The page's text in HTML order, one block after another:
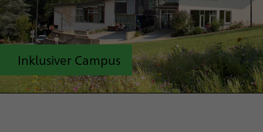
Inklusiver Campus